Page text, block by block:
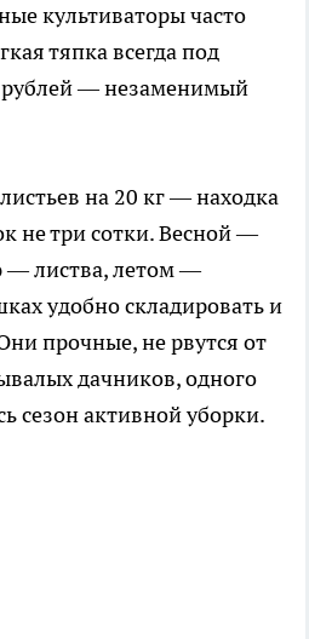
культиваторы часто
тяпка всегда под
рублей — незаменимый
на 20 кг — находка
не три сотки. Весной —
— листва, летом —
удобно складировать и
прочные, не рвутся от
дачников, одного
сезон активной уборки.